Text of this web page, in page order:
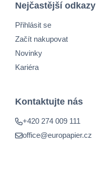
Nejčastější odkazy
Přihlásit se
Začít nakupovat
Novinky
Kariéra
Kontaktujte nás
+420 274 009 111
office@europapier.cz